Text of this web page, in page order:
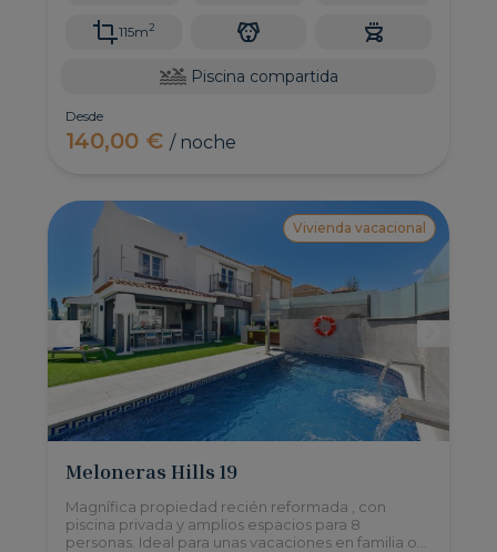
115m2
Piscina compartida
Desde
140,00 €/ noche
Vivienda vacacional
Meloneras Hills 19
Magnífica propiedad recién reformada , con
piscina privada y amplios espacios para 8
personas. Ideal para unas vacaciones en familia o